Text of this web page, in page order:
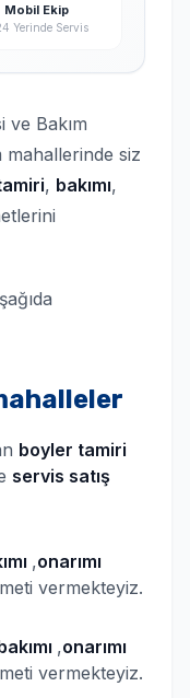
Mobil Ekip
Yerinde Servis
Bakım
mahallerinde siz
, bakımı,
boyler tamiri
servis satış
,onarımı
vermekteyiz.
,onarımı
vermekteyiz.